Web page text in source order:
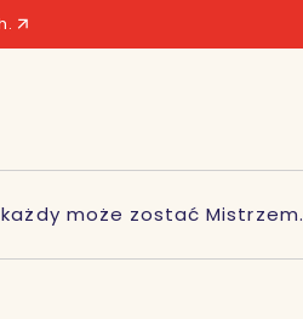
każdy może zostać Mistrzem.